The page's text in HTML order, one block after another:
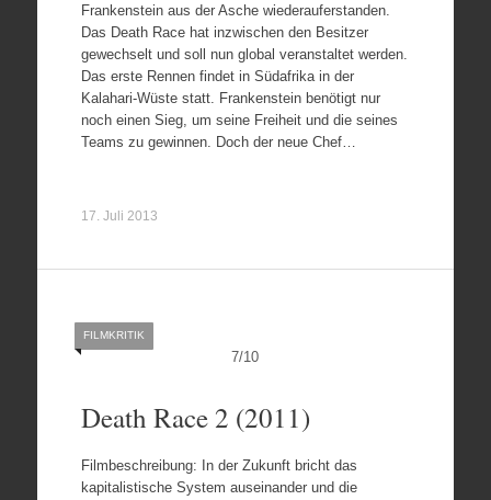
Frankenstein aus der Asche wiederauferstanden.
Das Death Race hat inzwischen den Besitzer
gewechselt und soll nun global veranstaltet werden.
Das erste Rennen findet in Südafrika in der
Kalahari-Wüste statt. Frankenstein benötigt nur
noch einen Sieg, um seine Freiheit und die seines
Teams zu gewinnen. Doch der neue Chef…
17. Juli 2013
7/10
FILMKRITIK
Death Race 2 (2011)
Filmbeschreibung: In der Zukunft bricht das
kapitalistische System auseinander und die